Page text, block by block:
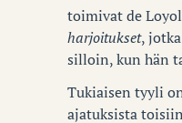
toimivat de
harjoitukset,
silloin, kun hän
Tukiaisen tyyli
ajatuksista